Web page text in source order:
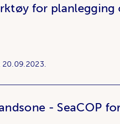
for planlegging
20.09.2023.
- SeaCOP